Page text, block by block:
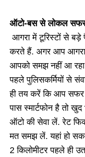
ऑटो-बस से लोकल
आगरा में टूरिस्टों से बड़े
करते हैं. अगर आप आगरा
आपको समझ नहीं आ रहा
पहले पुलिसकर्मियों से
ही तय करें कि आप
पास स्मार्टफोन है तो
ऑटो की सेवा लें. रेट
मत समझ लें. यहां हो
2 किलोमीटर पहले ही